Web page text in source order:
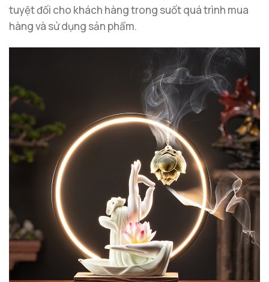
tuyệt đối cho khách hàng trong suốt quá trình mua
hàng và sử dụng sản phẩm.